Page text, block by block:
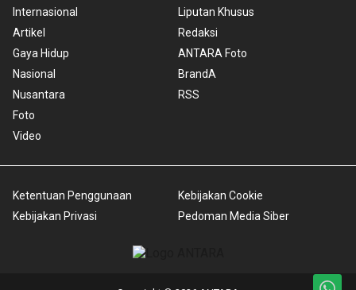
Internasional
Artikel
Gaya Hidup
Nasional
Nusantara
Foto
Video
Liputan Khusus
Redaksi
ANTARA Foto
BrandA
RSS
Ketentuan Penggunaan
Kebijakan Privasi
Kebijakan Cookie
Pedoman Media Siber